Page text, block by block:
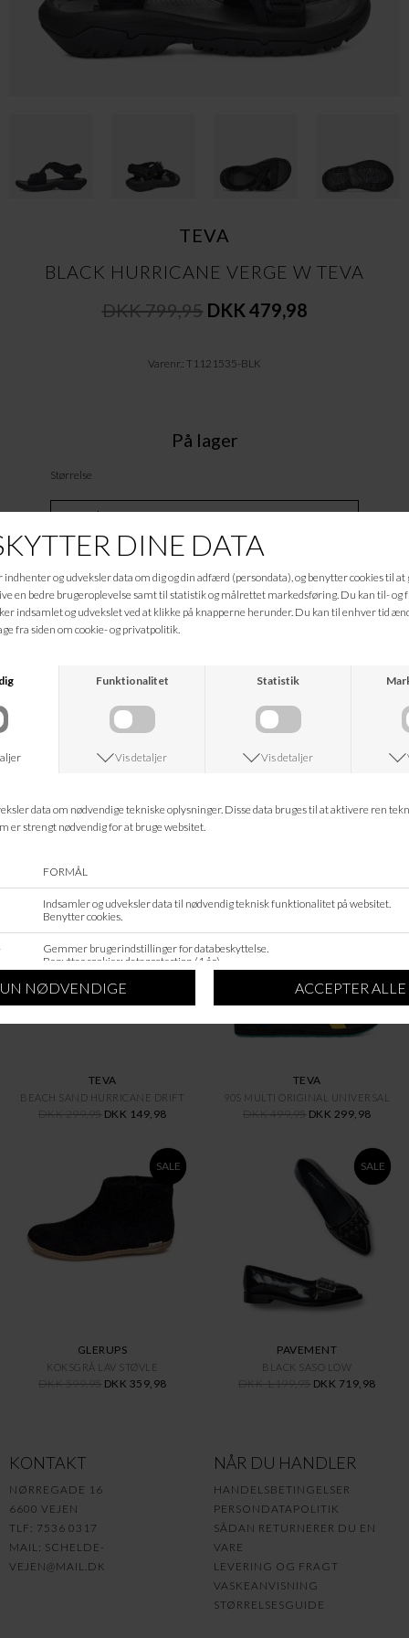
TEVA
BLACK HURRICANE VERGE W TEVA
DKK 799,95 DKK 479,98
Varenr.: T1121535-BLK
På lager
Størrelse
Tilføj til Ønskeskyen
T1004010-BLK
Hvad koster fragten?
Returret?
Leveringstid?
SALE
TEVA
BEACH SAND HURRICANE DRIFT
DKK 299,95 DKK 149,98
SALE
TEVA
90S MULTI ORIGINAL UNIVERSAL
DKK 499,95 DKK 299,98
SALE
GLERUPS
KOKSGRÅ LAV STØVLE
DKK 599,95 DKK 359,98
SALE
PAVEMENT
BLACK SASO LOW
DKK 1.199,95 DKK 719,98
KONTAKT
NØRREGADE 16
6600 VEJEN
TLF: 7536 0317
MAIL: SCHELDE-
VEJEN@MAIL.DK
NÅR DU HANDLER
HANDELSBETINGELSER
PERSONDATAPOLITIK
SÅDAN RETURNERER DU EN
VARE
LEVERING OG FRAGT
VASKEANVISNING
STØRRELSESGUIDE